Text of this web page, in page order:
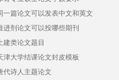
一篇论文可以发表中文和英文
进剂论文可以投哪些期刊
建类论文题目
津大学结课论文封皮模板
代诗人主题论文